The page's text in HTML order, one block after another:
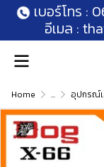
เบอร์โทร :
อีเมล :
Home ... อุปกรณ์